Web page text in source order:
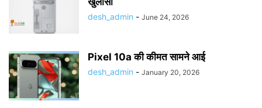
desh_admin - June 24, 2026
Pixel 10a की कीमत सामने आई
desh_admin - January 20, 2026